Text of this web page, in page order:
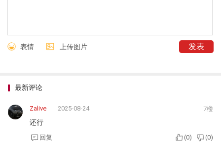
表情 上传图片
最新评论
Zalive 2025-08-24 7楼
还行
回复 (0) (0)